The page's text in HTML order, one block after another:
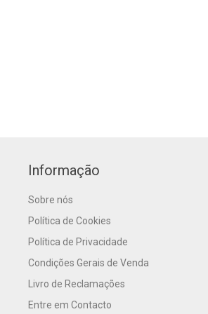
Informação
Sobre nós
Política de Cookies
Política de Privacidade
Condições Gerais de Venda
Livro de Reclamações
Entre em Contacto